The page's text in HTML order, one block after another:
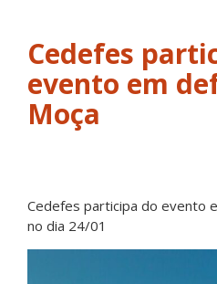
Cedefes
evento em
Moça
Cedefes participa do evento
no dia 24/01